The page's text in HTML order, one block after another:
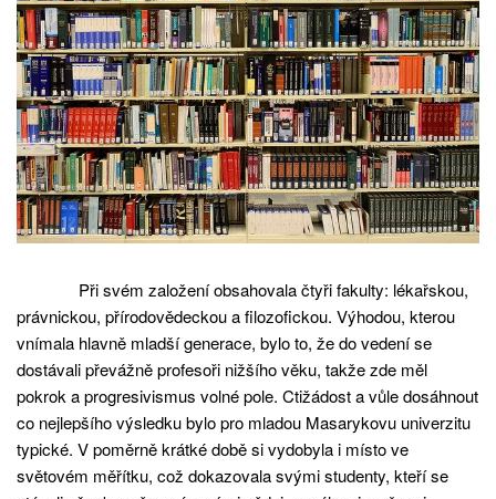
Při svém založení obsahovala čtyři fakulty: lékařskou,
právnickou, přírodovědeckou a filozofickou. Výhodou, kterou
vnímala hlavně mladší generace, bylo to, že do vedení se
dostávali převážně profesoři nižšího věku, takže zde měl
pokrok a progresivismus volné pole. Ctižádost a vůle dosáhnout
co nejlepšího výsledku bylo pro mladou Masarykovu univerzitu
typické. V poměrně krátké době si vydobyla i místo ve
světovém měřítku, což dokazovala svými studenty, kteří se